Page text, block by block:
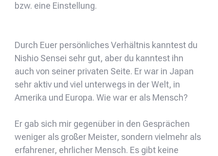
bzw. eine Einstellung.
Durch Euer persönliches Verhältnis kanntest du
Nishio Sensei sehr gut, aber du kanntest ihn
auch von seiner privaten Seite. Er war in Japan
sehr aktiv und viel unterwegs in der Welt, in
Amerika und Europa. Wie war er als Mensch?
Er gab sich mir gegenüber in den Gesprächen
weniger als großer Meister, sondern vielmehr als
erfahrener, ehrlicher Mensch. Es gibt keine